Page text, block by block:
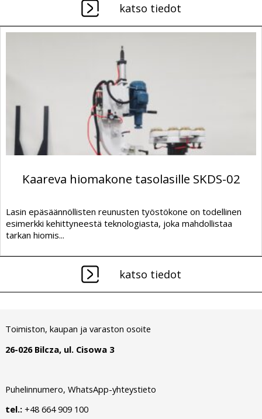
katso tiedot
Kaareva hiomakone tasolasille SKDS-02
Lasin epäsäännöllisten reunusten työstökone on todellinen
esimerkki kehittyneestä teknologiasta, joka mahdollistaa
tarkan hiomis...
katso tiedot
Toimiston, kaupan ja varaston osoite
26-026 Bilcza, ul. Cisowa 3
Puhelinnumero, WhatsApp-yhteystieto
tel.:+48 664 909 100